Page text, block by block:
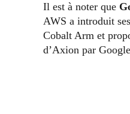
Il est à noter que
AWS a introduit
Cobalt Arm et
d’Axion par